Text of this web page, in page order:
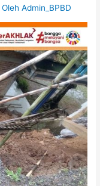
OlehAdmin_BPBD